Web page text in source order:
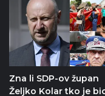
Zna li SDP-ov župan
Željko Kolar tko je